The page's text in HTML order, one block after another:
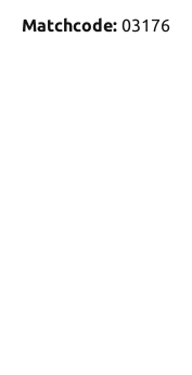
Matchcode: 03176